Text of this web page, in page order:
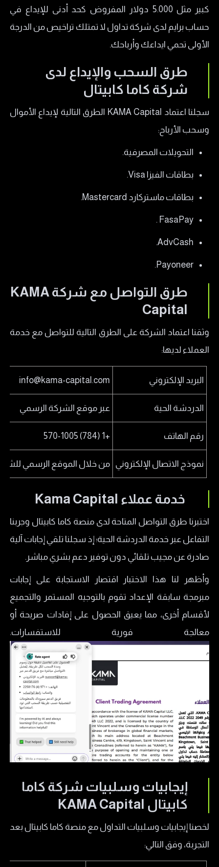
كبير مثل 5.000 دولار المفروض كحد أدنى للإيداع في
حساب برايم لدى شركة تداول لا تمتلك تراخيص من الدرجة
الأولى تحمي ايداعك وأرباحك.
​طرق السحب والإيداع لدى
شركة كاما كابيتال
​سجلنا اعتماد KAMA Capital الطرق التالية لإيداع الأموال
وسحب الأرباح:
​التحويلات المصرفية.
​بطاقات الفيزا Visa.
​بطاقات ماستركارد Mastercard.
FasaPay .
AdvCash.
Payoneer.
طرق التواصل مع شركة KAMA
Capital
وثقنا اعتماد الشركة على الطرق التالية للتواصل مع خدمة
العملاء لديها:
البريد الإلكتروني info@kama-capital.com
الدردشة الحية عبر موقع الشركة الرسمي
رقم الهاتف +1 (784) 570-1005
نموذج الاتصال الإلكتروني من خلال الموقع الرسمي
خدمة عملاء Kama Capital
​اختبرنا طرق التواصل المتاحة لدى منصة كاما كابيتال وجربنا
التفاعل عبر خدمة الدردشة الحية؛ إذ سجلنا تلقي إجابات آلية
صادرة عن مجيب تلقائي دون توفير دعم بشري مباشر.
وأظهر لنا هذا الاختبار اقتصار الاستجابة على إجابات
مبرمجة سابقة الإعداد تقوم بالتوجيه المستمر والتجميع
لأقسام أخرى، مما يعيق الحصول على إفادات صريحة أو
معالجة فورية للاستفسارات.
إيجابيات وسلبيات شركة كاما
كابيتال KAMA Capital
لخصنا إيجابيات وسلبيات التداول مع منصة كاما كابيتال بعد
التجربة، وفق التالي: